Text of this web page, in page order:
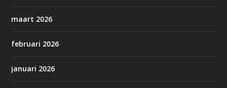
maart 2026
februari 2026
januari 2026